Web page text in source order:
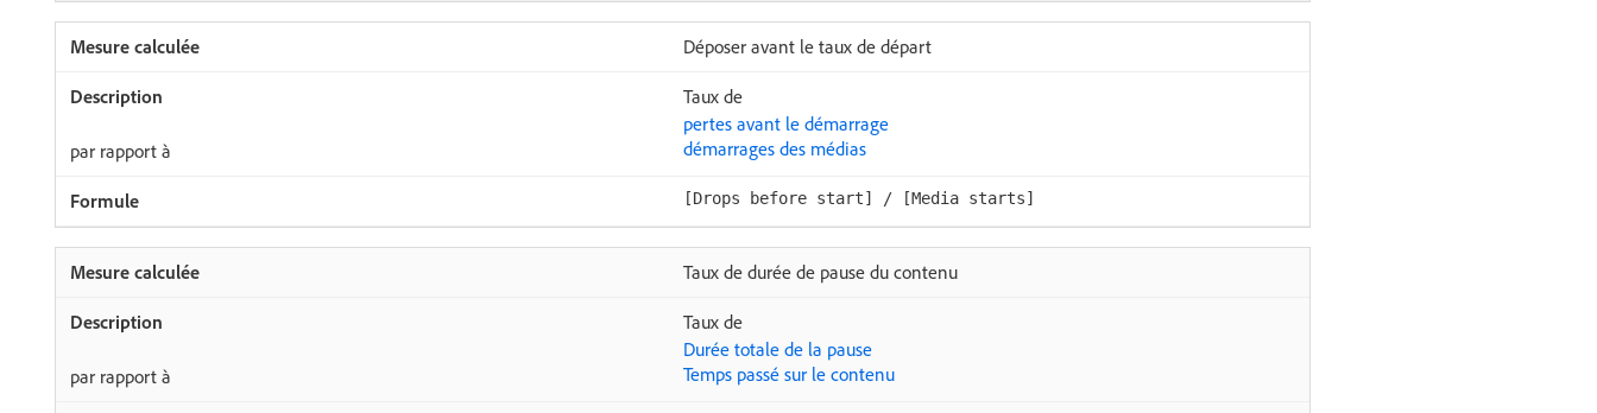
Déposer avant le taux de départ
Taux de
pertes avant le démarrage
par rapport à
démarrages des médias
[Drops before start] / [Media starts]
Taux de durée de pause du contenu
Taux de
Durée totale de la pause
par rapport à
Temps passé sur le contenu